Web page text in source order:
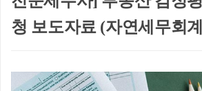
청 보도자료 (자연세무회